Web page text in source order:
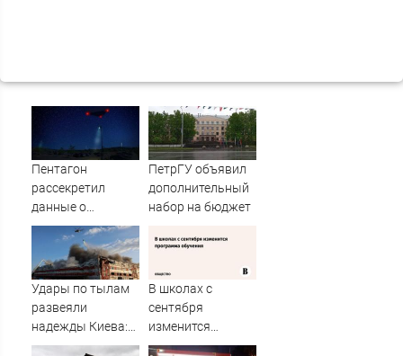
Пентагон
рассекретил
данные о
появлении НЛО
на Ближнем
Востоке
ПетрГУ объявил
дополнительный
набор на бюджет
Удары по тылам
развеяли
надежды Киева:
немецкий
В школах с
сентября
изменится
программа